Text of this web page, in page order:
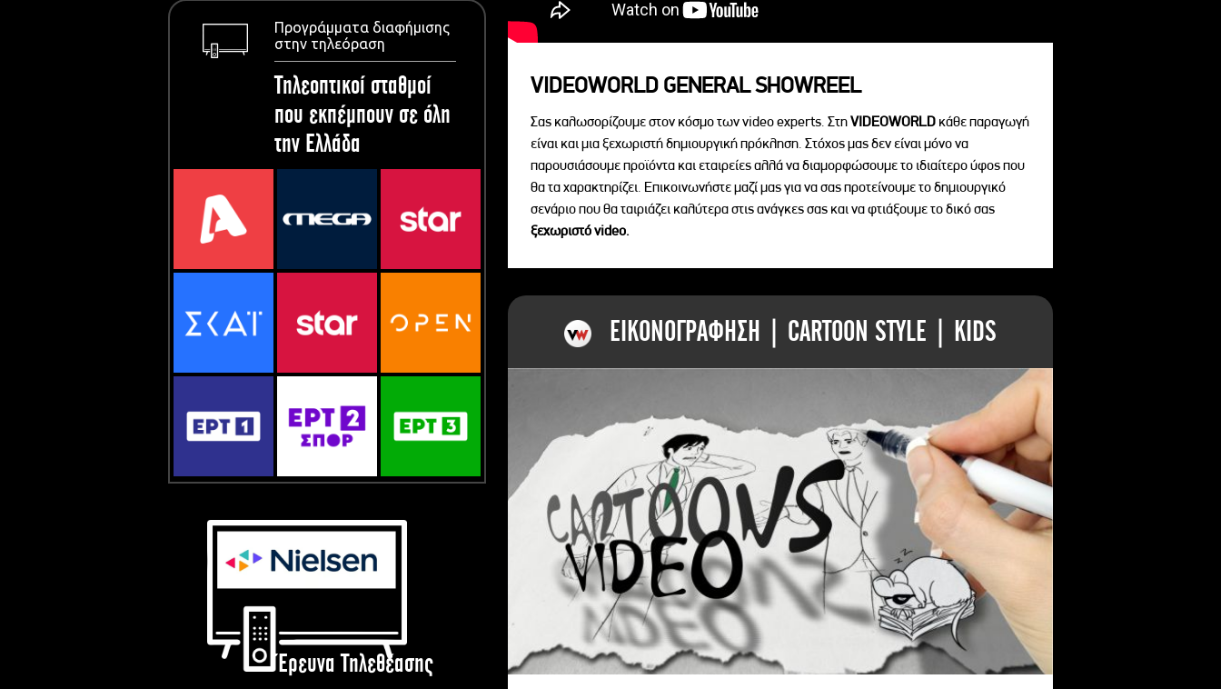
Προγράμματα διαφήμισης
στην τηλεόραση
Τηλεοπτικοί σταθμοί
που εκπέμπουν σε όλη
την Ελλάδα
Έρευνα Τηλεθέασης
VIDEOWORLD GENERAL SHOWREEL
Σας καλωσορίζουμε στον κόσμο των video experts. ΣτηVIDEOWORLD κάθε παραγωγή
είναι και μια ξεχωριστή δημιουργική πρόκληση. Στόχος μας δεν είναι μόνο να
παρουσιάσουμε προϊόντα και εταιρείες αλλά να διαμορφώσουμε το ιδιαίτερο ύφος που
θα τα χαρακτηρίζει. Επικοινωνήστε μαζί μας για να σας προτείνουμε το δημιουργικό
σενάριο που θα ταιριάζει καλύτερα στις ανάγκες σας και να φτιάξουμε το δικό σας
ξεχωριστό videο.
ΕΙΚΟΝΟΓΡΑΦΗΣΗ | CARTOON STYLE | KIDS